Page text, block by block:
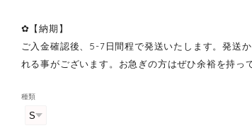
✿【納期】
ご入金確認後、5-7日間程で発送いたします。発送
れる事がございます。お急ぎの方はぜひ余裕を持っ
種類